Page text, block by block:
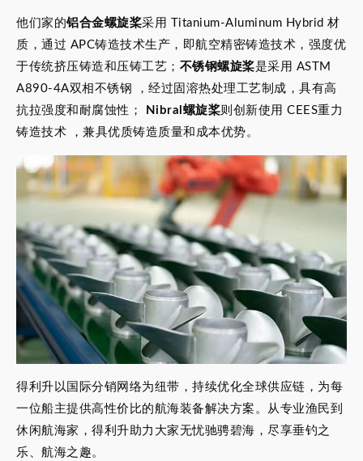
他们家的铝合金螺旋桨采用 Titanium-Aluminum Hybrid 材
质，通过 APC铸造技术生产，即航空精密铸造技术，强度优
于传统挤压铸造和压铸工艺； 不锈钢螺旋桨是采用 ASTM
A890-4A双相不锈钢 ，经过固溶热处理工艺制成，具有高
抗拉强度和耐腐蚀性； ‌
Nibral螺旋桨则创新使用 CEES重力
铸造技术 ，兼具优质铸造质量和成本优势。 ‌
得利升以国际分销网络为纽带，持续优化全球供应链，为每
一位船主提供高性价比的航海装备解决方案。从专业渔民到
休闲航海家，得利升助力大家无忧驰骋碧海，尽享垂钓之
乐、航海之趣。